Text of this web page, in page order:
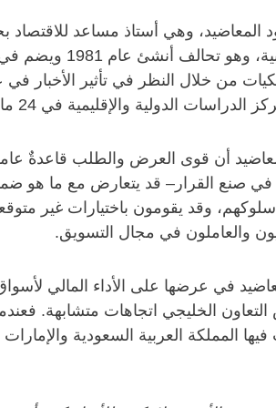
المعاضيد، وهي أستاذ مساعد
الخليج
من خلال النظر في تأثير الأخبار
الدولية والإقليمية في 24 مارس 2019.
أن قوى العرض والطلب قاعدةٌ عامة
في صنع القرار– قد يتعارض مع ما هو
وقد يقومون باختيارات غير
والعاملون في مجال التسويق.
في عرضها على الأداء المالي
فيها المملكة العربية السعودية